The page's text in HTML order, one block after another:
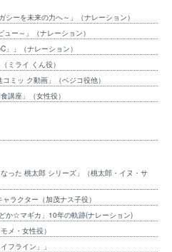
シーを未来の力へ～」（ナレーション）
ー～」（ナレーション）
」（ナレーション）
ミライ くん役）
ミッ ク動画」（ベジコ役他）
講座」（女性役）
った 桃太郎 シリーズ」（桃太郎・イヌ・サ
ラクター（加茂ナス子役）
か☆マギカ」10年の軌跡(ナレーション)
メ・女性役）
フライン」」